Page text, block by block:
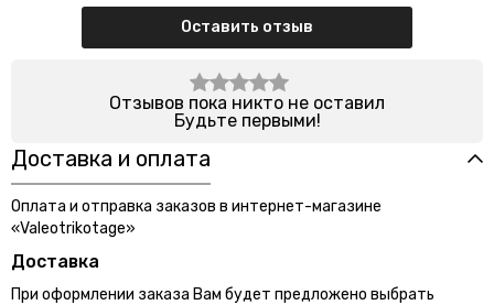
Оставить отзыв
Отзывов пока никто не оставил
Будьте первыми!
Доставка и оплата
Оплата и отправка заказов в интернет-магазине
«Valeotrikotage»
Доставка
При оформлении заказа Вам будет предложено выбрать